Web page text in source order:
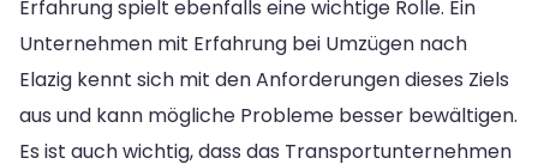
Erfahrung spielt ebenfalls eine wichtige Rolle. Ein
Unternehmen mit Erfahrung bei Umzügen nach
Elazig kennt sich mit den Anforderungen dieses Ziels
aus und kann mögliche Probleme besser bewältigen.
Es ist auch wichtig, dass das Transportunternehmen